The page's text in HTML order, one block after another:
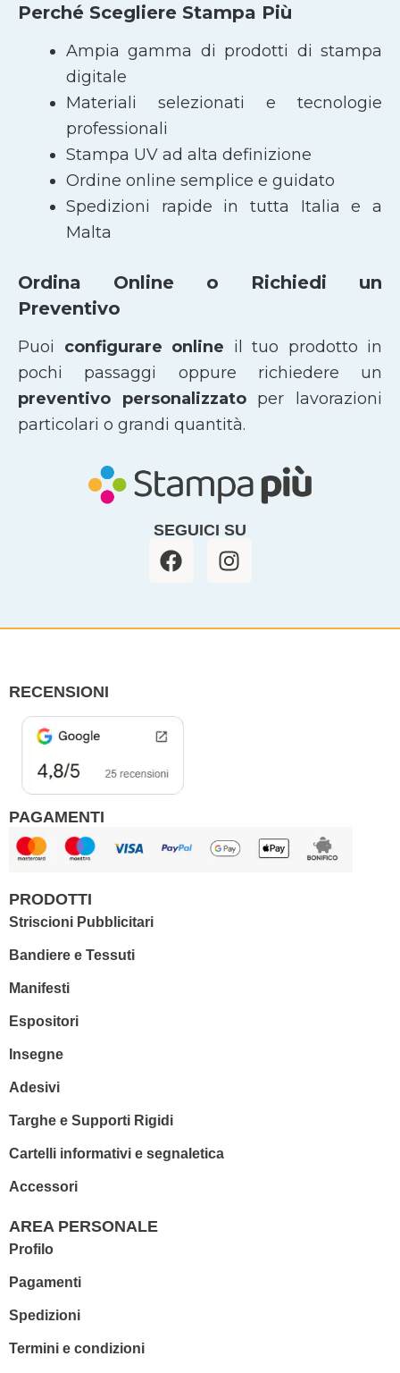
Perché Scegliere Stampa Più
Ampia gamma di prodotti di stampa
digitale
Materiali selezionati e tecnologie
professionali
Stampa UV ad alta definizione
Ordine online semplice e guidato
Spedizioni rapide in tutta Italia e a
Malta
Ordina Online o Richiedi un
Preventivo
Puoi configurare online il tuo prodotto in
pochi passaggi oppure richiedere un
preventivo personalizzatoper lavorazioni
particolari o grandi quantità.
SEGUICI SU
F
a
b
I
n
a
RECENSIONI
PAGAMENTI
PRODOTTI
Striscioni Pubblicitari
Bandiere e Tessuti
Manifesti
Espositori
Insegne
Adesivi
Targhe e Supporti Rigidi
Cartelli informativi e segnaletica
Accessori
AREA PERSONALE
Profilo
Pagamenti
Spedizioni
Termini e condizioni